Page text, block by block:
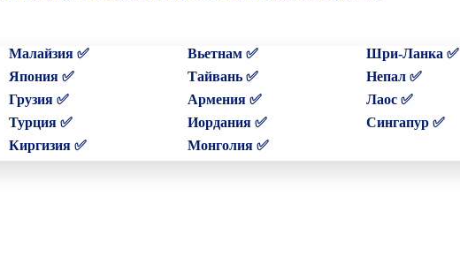
Малайзия ✅ Вьетнам ✅ Шри-Ланка ✅
Япония ✅ Тайвань ✅ Непал ✅
Грузия ✅ Армения ✅ Лаос ✅
Турция ✅ Иордания ✅ Сингапур ✅
Киргизия ✅ Монголия ✅